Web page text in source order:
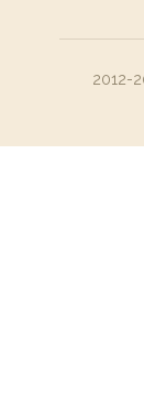
2012-